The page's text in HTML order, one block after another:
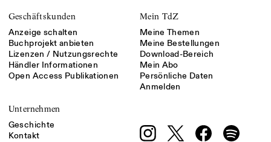
Geschäftskunden
Anzeige schalten
Buchprojekt anbieten
Lizenzen / Nutzungsrechte
Händler Informationen
Open Access Publikationen
Mein TdZ
Meine Themen
Meine Bestellungen
Download-Bereich
Mein Abo
Persönliche Daten
Anmelden
Unternehmen
Geschichte
Kontakt